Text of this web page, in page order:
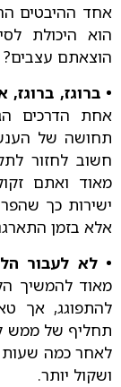
אחד ההיבטים
הוא היכולת
הוצאתם
• ברוגז,
אחת הדרכים
תחושה של
חשוב לחזור
מאוד ואתם
ישירות כך
אלא בזמן
• לא לעבור
מאוד להמשיך
להתפוגג, אך
תחליף של ממש
לאחר כמה שעות
ושקול יותר.